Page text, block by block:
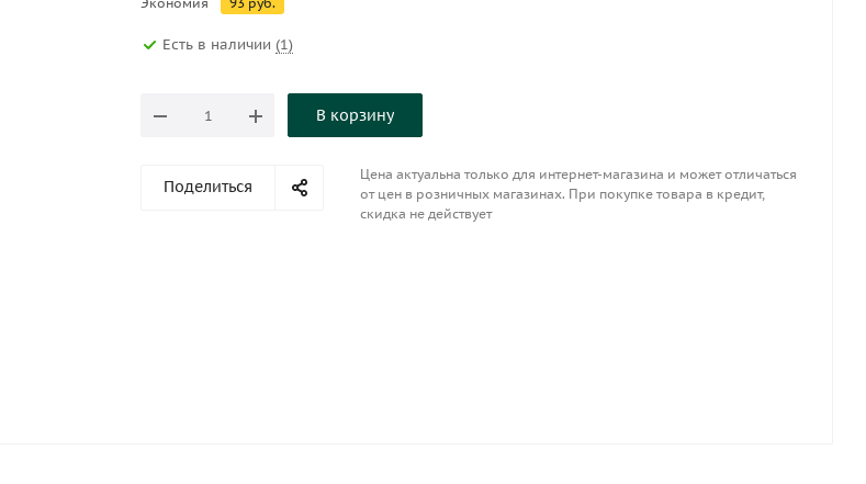
Есть в наличии (1)
В корзину
Поделиться
Цена актуальна только для интернет-магазина и может отличаться
от цен в розничных магазинах. При покупке товара в кредит,
скидка не действует